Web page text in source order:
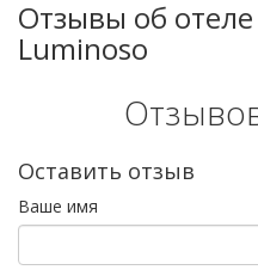
Отзывы об отеле
Luminoso
Оставить отзыв
Ваше имя